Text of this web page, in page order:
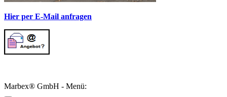
Hier per E-Mail anfragen
Marbex® GmbH - Menü: